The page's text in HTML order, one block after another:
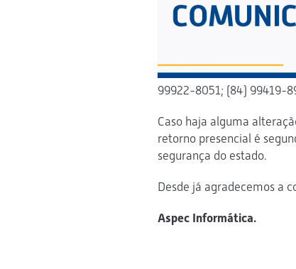
99922-8051; (84) 99419-
Caso haja alguma
retorno presencial é
segurança do estado.
Desde já agradecemos a
Aspec Informática.